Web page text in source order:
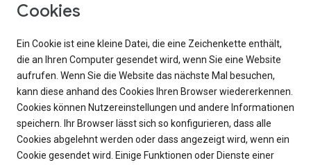
Cookies
Ein Cookie ist eine kleine Datei, die eine Zeichenkette enthält,
die an Ihren Computer gesendet wird, wenn Sie eine Website
aufrufen. Wenn Sie die Website das nächste Mal besuchen,
kann diese anhand des Cookies Ihren Browser wiedererkennen.
Cookies können Nutzereinstellungen und andere Informationen
speichern. Ihr Browser lässt sich so konfigurieren, dass alle
Cookies abgelehnt werden oder dass angezeigt wird, wenn ein
Cookie gesendet wird. Einige Funktionen oder Dienste einer